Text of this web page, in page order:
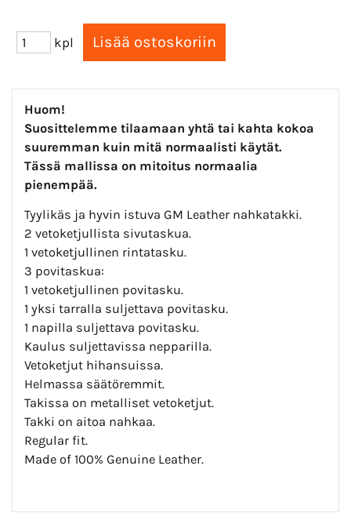
kpl
Huom!
Suosittelemme tilaamaan yhtä tai kahta kokoa
suuremman kuin mitä normaalisti käytät.
Tässä mallissa on mitoitus normaalia
pienempää.
Tyylikäs ja hyvin istuva GM Leather nahkatakki.
2 vetoketjullista sivutaskua.
1 vetoketjullinen rintatasku.
3 povitaskua:
1 vetoketjullinen povitasku.
1 yksi tarralla suljettava povitasku.
1 napilla suljettava povitasku.
Kaulus suljettavissa nepparilla.
Vetoketjut hihansuissa.
Helmassa säätöremmit.
Takissa on metalliset vetoketjut.
Takki on aitoa nahkaa.
Regular fit.
Made of 100% Genuine Leather.